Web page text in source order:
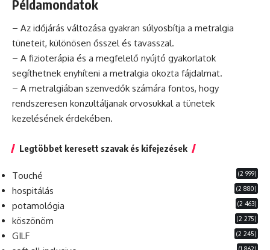
Példamondatok
– Az időjárás változása gyakran súlyosbítja a metralgia
tüneteit, különösen ősszel és tavasszal.
– A fizioterápia és a megfelelő nyújtó gyakorlatok
segíthetnek enyhíteni a metralgia okozta fájdalmat.
– A metralgiában szenvedők számára fontos, hogy
rendszeresen konzultáljanak orvosukkal a tünetek
kezelésének érdekében.
Legtöbbet keresett szavak és kifejezések
Touché (2 999)
hospitálás (2 880)
potamológia (2 463)
köszönöm (2 275)
GILF (2 245)